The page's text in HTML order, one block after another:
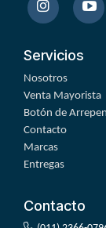
Servicios
Nosotros
Venta Mayorista
Botón de
Contacto
Marcas
Entregas
Contacto